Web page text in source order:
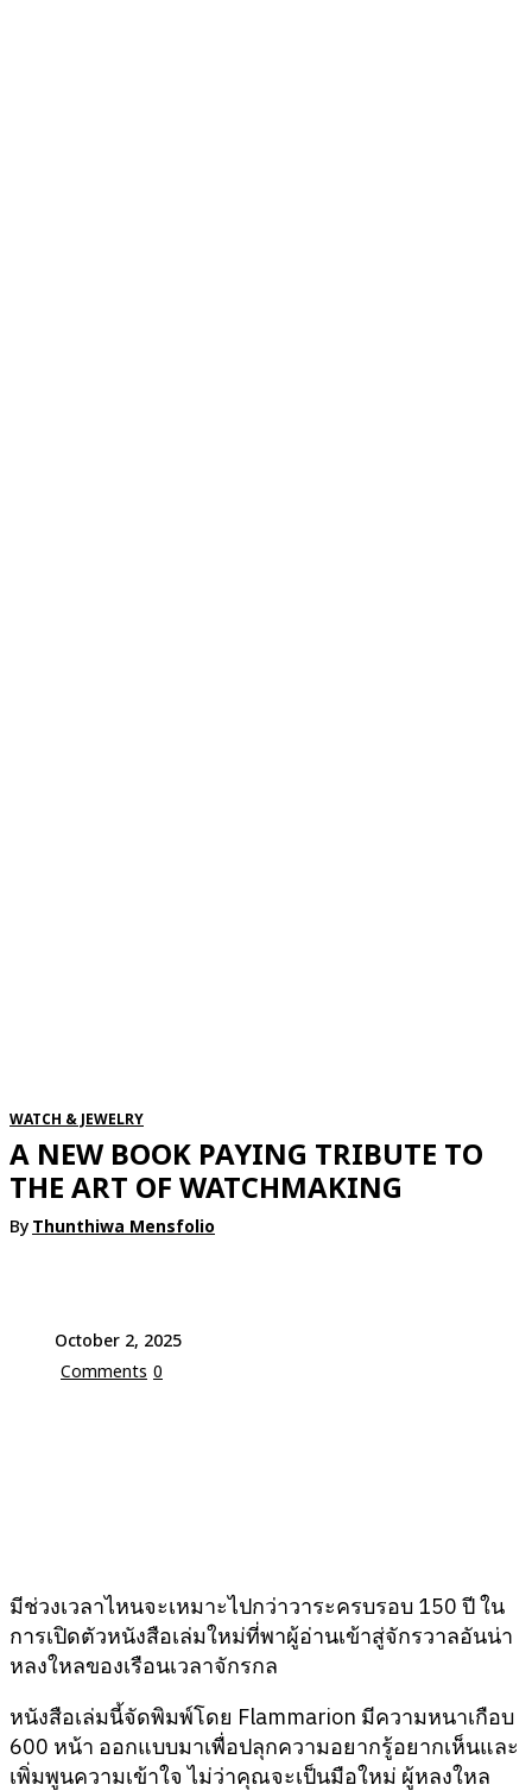
October 2, 2025
Comments 0
WATCH & JEWELRY
A NEW BOOK PAYING TRIBUTE TO
THE ART OF WATCHMAKING
ByThunthiwa Mensfolio
มีช่วงเวลาไหนจะเหมาะไปกว่าวาระครบรอบ 150 ปี ใน
การเปิดตัวหนังสือเล่มใหม่ที่พาผู้อ่านเข้าสู่จักรวาลอันน่า
หลงใหลของเรือนเวลาจักรกล
หนังสือเล่มนี้จัดพิมพ์โดย Flammarion มีความหนาเกือบ
600 หน้า ออกแบบมาเพื่อปลุกความอยากรู้อยากเห็นและ
เพิ่มพูนความเข้าใจ ไม่ว่าคุณจะเป็นมือใหม่ ผู้หลงใหล